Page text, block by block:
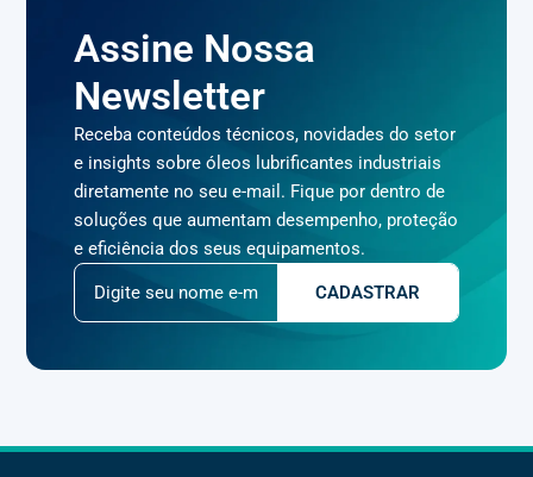
Assine Nossa
Newsletter
Receba conteúdos técnicos, novidades do setor
e insights sobre óleos lubrificantes industriais
diretamente no seu e-mail. Fique por dentro de
soluções que aumentam desempenho, proteção
e eficiência dos seus equipamentos.